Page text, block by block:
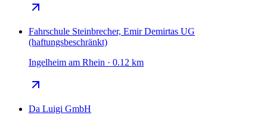
Fahrschule Steinbrecher, Emir Demirtas UG
(haftungsbeschränkt)
Ingelheim am Rhein · 0.12 km
Da Luigi GmbH